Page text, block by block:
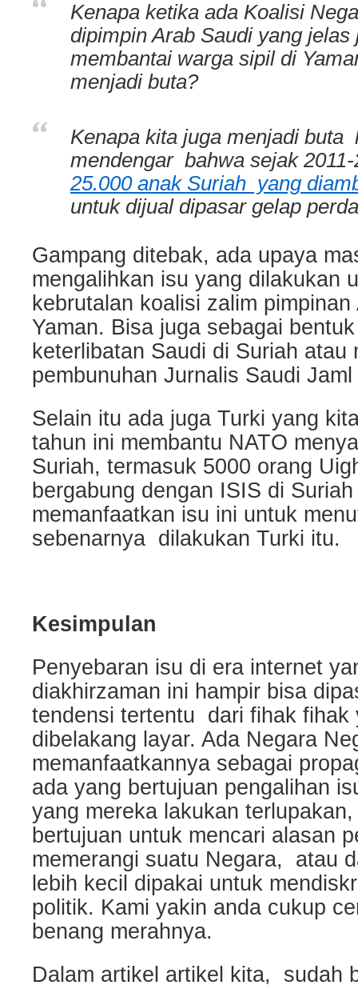
Kenapa ketika ada Koalisi
dipimpin Arab Saudi yang
membantai warga sipil di
menjadi buta?
Kenapa kita juga menjadi buta
mendengar bahwa sejak
25.000 anak Suriah yang
untuk dijual dipasar gelap
Gampang ditebak, ada upaya
mengalihkan isu yang dilakukan
kebrutalan koalisi zalim
Yaman. Bisa juga sebagai
keterlibatan Saudi di Suriah atau
pembunuhan Jurnalis Saudi
Selain itu ada juga Turki yang
tahun ini membantu NATO
Suriah, termasuk 5000 orang
bergabung dengan ISIS di
memanfaatkan isu ini untuk
sebenarnya dilakukan Turki itu.
Kesimpulan
Penyebaran isu di era internet
diakhirzaman ini hampir bisa
tendensi tertentu dari fihak fihak
dibelakang layar. Ada Negara
memanfaatkannya sebagai
ada yang bertujuan pengalihan
yang mereka lakukan
bertujuan untuk mencari alasan
memerangi suatu Negara, atau
lebih kecil dipakai untuk
politik. Kami yakin anda cukup
benang merahnya.
Dalam artikel artikel kita, sudah